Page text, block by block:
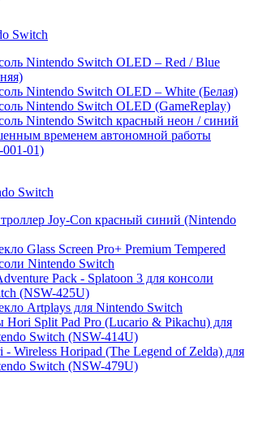
Switch
Nintendo Switch OLED – Red / Blue
Nintendo Switch OLED – White (Белая)
Nintendo Switch OLED (GameReplay)
Nintendo Switch красный неон / синий
временем автономной работы
01)
Switch
Joy-Con красный синий (Nintendo
Glass Screen Pro+ Premium Tempered
Nintendo Switch
Pack - Splatoon 3 для консоли
(NSW-425U)
Artplays для Nintendo Switch
Hori Split Pad Pro (Lucario & Pikachu) для
Switch (NSW-414U)
Wireless Horipad (The Legend of Zelda) для
Switch (NSW-479U)